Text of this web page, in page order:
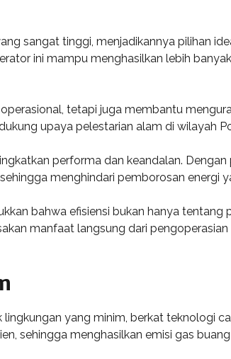
sangat tinggi, menjadikannya pilihan
ini mampu menghasilkan lebih
tetapi juga membantu
upaya pelestarian alam di wilayah
performa dan keandalan.
menghindari pemborosan energi
bahwa efisiensi bukan hanya
manfaat langsung dari
yang minim, berkat teknologi
sehingga menghasilkan emisi gas